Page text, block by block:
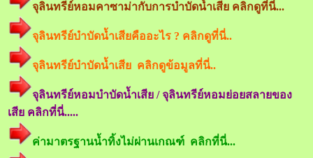
จุลินทรีย์หอมคาซาม่ากับการบำบัดน้ำเสีย คลิกดูที่นี่...
จุลินทรีย์บำบัดน้ำเสียคืออะไร ? คลิกดูที่นี่..
จุลินทรีย์บำบัดน้ำเสีย คลิกดูข้อมูลที่นี่..
จุลินทรีย์หอมบำบัดน้ำเสีย / จุลินทรีย์หอมย่อยสลายของ
เสีย คลิกที่นี่.....
ค่ามาตรฐานน้ำทิ้งไม่ผ่านเกณฑ์ คลิกที่นี่...